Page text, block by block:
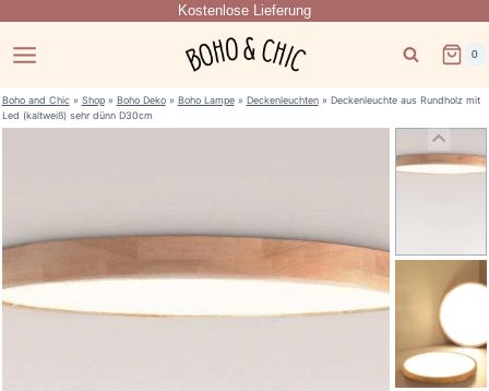
springen
Kostenlose Lieferung
0
Boho and Chic» Shop» Boho Deko» Boho Lampe» Deckenleuchten» Deckenleuchte aus Rundholz mit
Led (kaltweiß) sehr dünn D30cm